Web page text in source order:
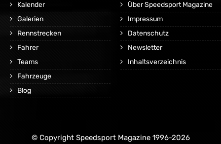
Kalender
Galerien
Rennstrecken
Fahrer
Teams
Fahrzeuge
Blog
Über Speedsport Magazine
Impressum
Datenschutz
Newsletter
Inhaltsverzeichnis
© Copyright Speedsport Magazine 1996-2026